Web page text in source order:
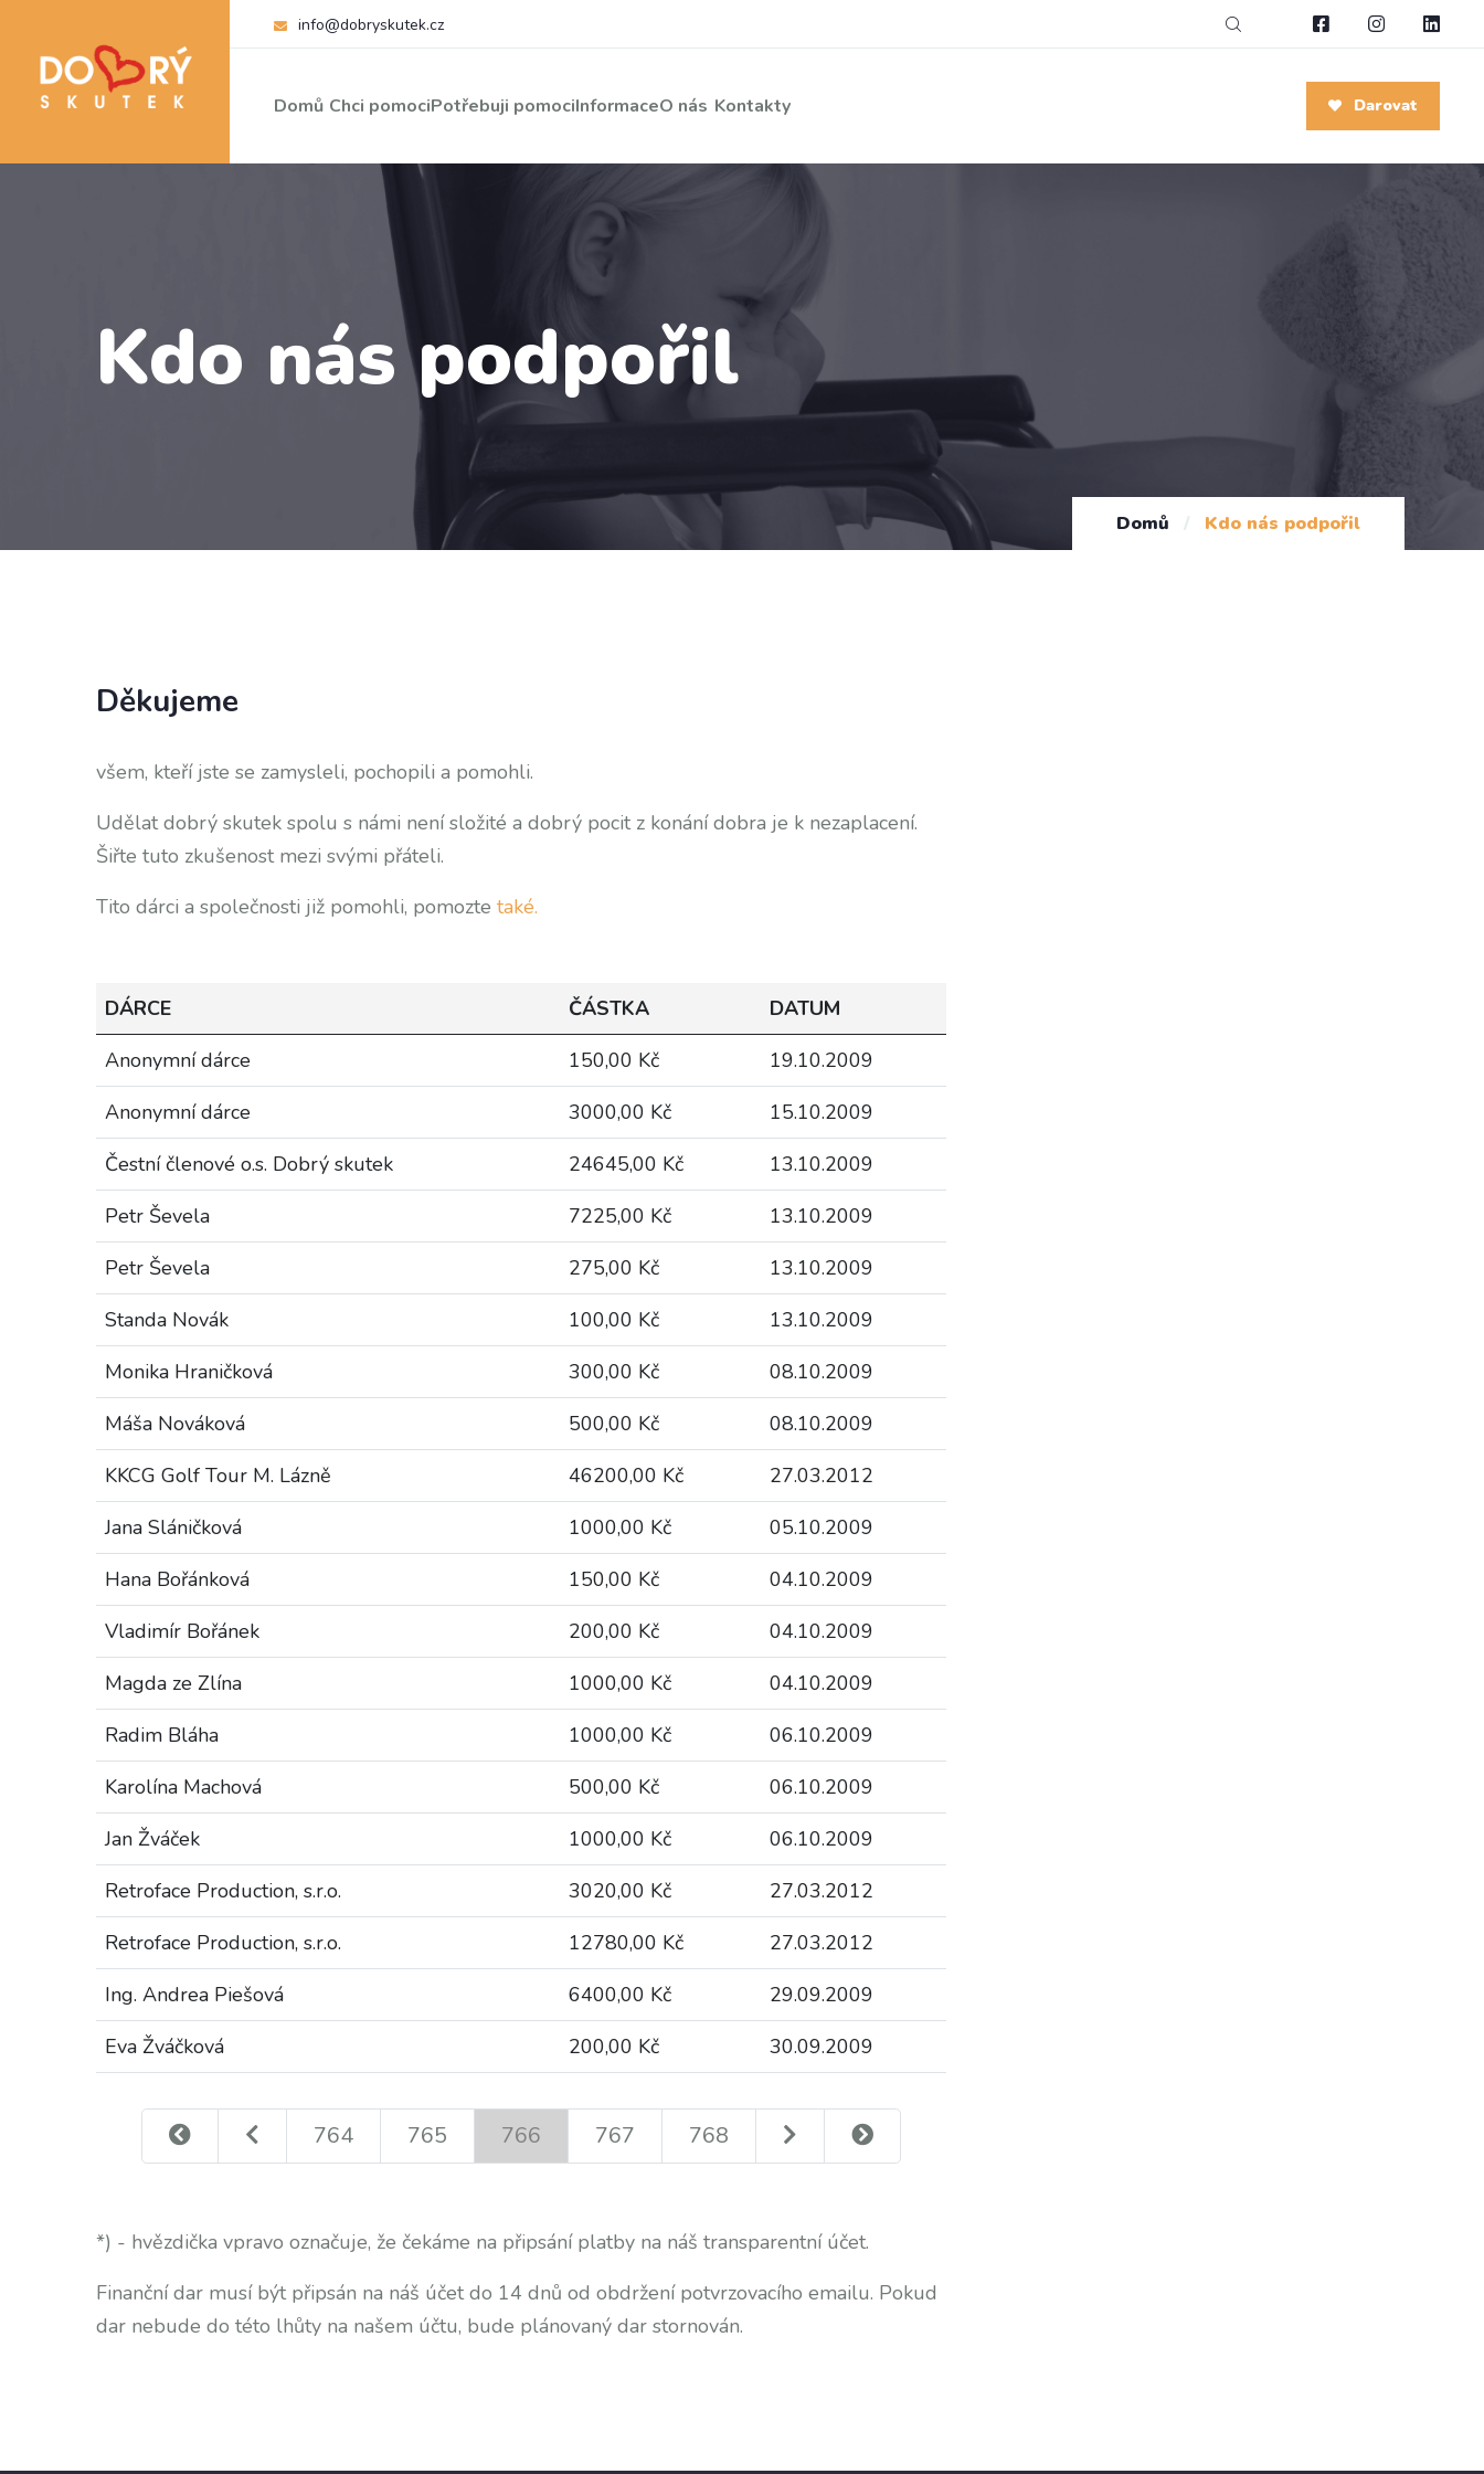
info@dobryskutek.cz
Domů Chci pomociPotřebuji pomociInformaceO nás Kontakty Darovat
Kdo nás podpořil
Domů / Kdo nás podpořil
Děkujeme
všem, kteří jste se zamysleli, pochopili a pomohli.
Udělat dobrý skutek spolu s námi není složité a dobrý pocit z konání dobra je k nezaplacení.
Šiřte tuto zkušenost mezi svými přáteli.
Tito dárci a společnosti již pomohli, pomozte také.
DÁRCE ČÁSTKA
DATUM
Anonymní dárce
150,00 Kč
19.10.2009
Anonymní dárce
3000,00 Kč
15.10.2009
Čestní členové o.s. Dobrý skutek
24645,00 Kč
13.10.2009
Petr Ševela
7225,00 Kč
13.10.2009
Petr Ševela
275,00 Kč
13.10.2009
Standa Novák
100,00 Kč
13.10.2009
Monika Hraničková
300,00 Kč
08.10.2009
Máša Nováková
500,00 Kč
08.10.2009
KKCG Golf Tour M. Lázně
46200,00 Kč
27.03.2012
Jana Sláničková
1000,00 Kč
05.10.2009
Hana Bořánková
150,00 Kč
04.10.2009
Vladimír Bořánek
200,00 Kč
04.10.2009
Magda ze Zlína
1000,00 Kč
04.10.2009
Radim Bláha
1000,00 Kč
06.10.2009
Karolína Machová
500,00 Kč
06.10.2009
Jan Žváček
1000,00 Kč
06.10.2009
Retroface Production, s.r.o.
3020,00 Kč
27.03.2012
Retroface Production, s.r.o.
12780,00 Kč
27.03.2012
Ing. Andrea Piešová
6400,00 Kč
29.09.2009
Eva Žváčková
200,00 Kč 30.09.2009
764 765 766 767 768
*) - hvězdička vpravo označuje, že čekáme na připsání platby na náš transparentní účet.
Finanční dar musí být připsán na náš účet do 14 dnů od obdržení potvrzovacího emailu. Pokud
dar nebude do této lhůty na našem účtu, bude plánovaný dar stornován.